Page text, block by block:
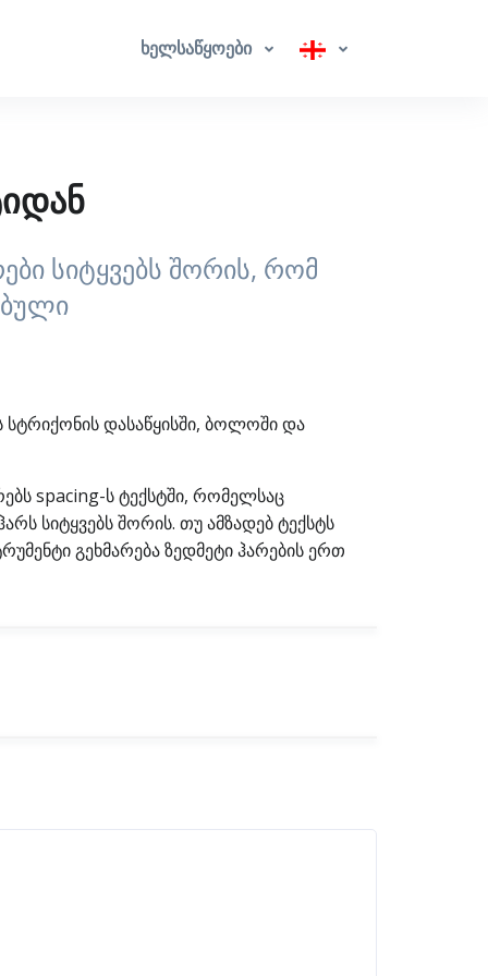
ხელსაწყოები
სიტყვებს შორის, რომ
სტრიქონის დასაწყისში, ბოლოში და
spacing-ს ტექსტში, რომელსაც
სიტყვებს შორის. თუ ამზადებ ტექსტს
გეხმარება ზედმეტი ჰარების ერთ